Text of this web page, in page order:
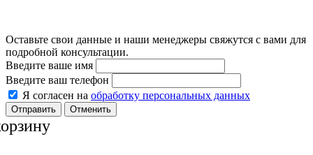
Оставьте свои данные и наши менеджеры свяжутся с вами для
подробной консультации.
Введите ваше имя
Введите ваш телефон
Я согласен на обработку персональных данных
Отменить